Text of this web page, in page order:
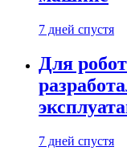
7 дней спустя
Для
7 дней спустя